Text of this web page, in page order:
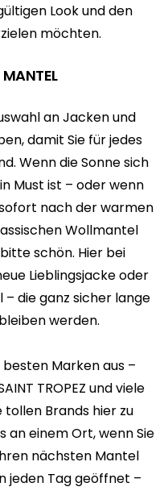
Look und den
möchten.
an Jacken und
damit Sie für jedes
Wenn die Sonne sich
Must ist – oder wenn
nach der warmen
Wollmantel
schön. Hier bei
Lieblingsjacke oder
die ganz sicher lange
werden.
Marken aus –
TROPEZ und viele
tollen Brands hier zu
an einem Ort, wenn Sie
nächsten Mantel
jeden Tag geöffnet –